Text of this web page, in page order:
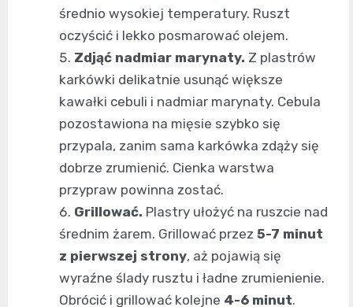
średnio wysokiej temperatury. Ruszt
oczyścić i lekko posmarować olejem.
Zdjąć nadmiar marynaty. Z plastrów
karkówki delikatnie usunąć większe
kawałki cebuli i nadmiar marynaty. Cebula
pozostawiona na mięsie szybko się
przypala, zanim sama karkówka zdąży się
dobrze zrumienić. Cienka warstwa
przypraw powinna zostać.
Grillować. Plastry ułożyć na ruszcie nad
średnim żarem. Grillować przez 5-7 minut
z pierwszej strony, aż pojawią się
wyraźne ślady rusztu i ładne zrumienienie.
Obrócić i grillować kolejne 4-6 minut.